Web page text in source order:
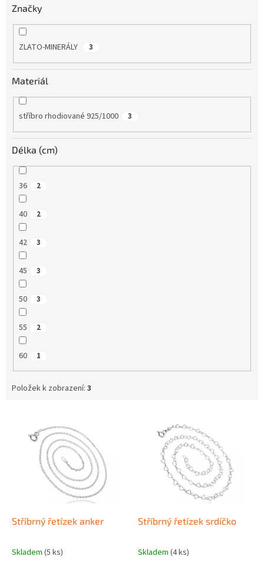
Značky
ZLATO-MINERÁLY 3
Materiál
stříbro rhodiované 925/1000 3
Délka (cm)
36 2
40 2
42 3
45 3
50 3
55 2
60 1
Položek k zobrazení: 3
Stříbrný řetízek anker
Skladem (5 ks)
Stříbrný řetízek srdíčko
Skladem (4 ks)